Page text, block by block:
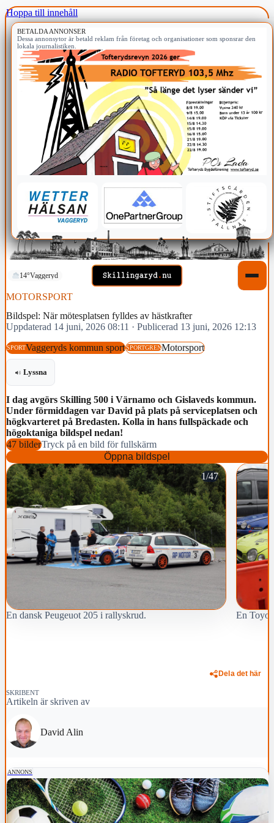
Hoppa till innehåll
BETALDA ANNONSER
Dessa annonsytor är betald reklam från företag och organisationer som sponsrar den
lokala journalistiken.
14°Vaggeryd
MOTORSPORT
Bildspel: När mötesplatsen fylldes av hästkrafter
Uppdaterad 14 juni, 2026 08:11 · Publicerad 13 juni, 2026 12:13
SPORTVaggeryds kommun sportSPORTGRENMotorsport
Lyssna
I dag avgörs Skilling 500 i Värnamo och Gislaveds kommun.
Under förmiddagen var David på plats på serviceplatsen och
högkvarteret på Bredasten. Kolla in hans fullspäckade och
högoktaniga bildspel nedan!
47 bilderTryck på en bild för fullskärm
Öppna bildspel
1/47
En dansk Peugeuot 205 i rallyskrud. En
Dela det här
SKRIBENT
Artikeln är skriven av
David Alin
ANNONS